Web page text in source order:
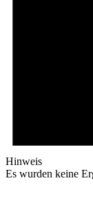
Hinweis
Es wurden keine